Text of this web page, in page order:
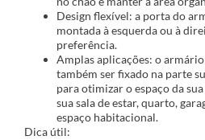
Design flexível: a porta do
montada à esquerda ou à
preferência.
Amplas aplicações: o
também ser fixado na parte
para otimizar o espaço da
sua sala de estar, quarto,
espaço habitacional.
Dica útil: